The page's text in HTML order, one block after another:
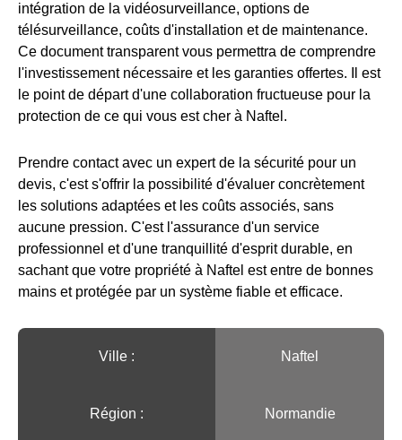
intégration de la vidéosurveillance, options de
télésurveillance, coûts d'installation et de maintenance.
Ce document transparent vous permettra de comprendre
l'investissement nécessaire et les garanties offertes. Il est
le point de départ d'une collaboration fructueuse pour la
protection de ce qui vous est cher à Naftel.
Prendre contact avec un expert de la sécurité pour un
devis, c'est s'offrir la possibilité d'évaluer concrètement
les solutions adaptées et les coûts associés, sans
aucune pression. C'est l'assurance d'un service
professionnel et d'une tranquillité d'esprit durable, en
sachant que votre propriété à Naftel est entre de bonnes
mains et protégée par un système fiable et efficace.
Ville :️ Naftel
Région :️ Normandie